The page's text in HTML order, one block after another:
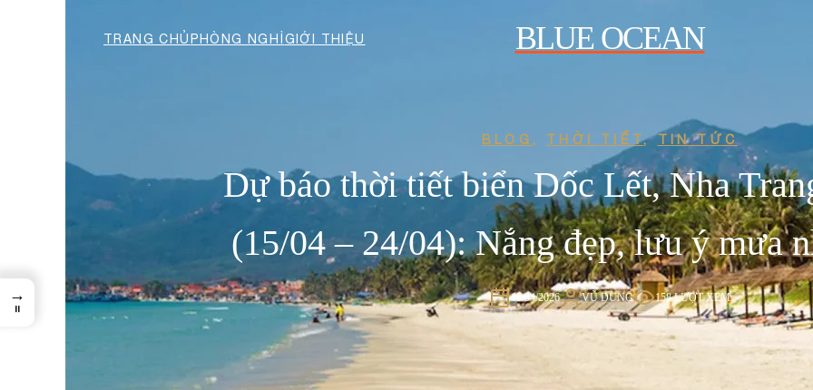
TRANG CHỦ PHÒNG NGHỈ GIỚI THIỆU BLUE OCEAN
BLOG , THỜI TIẾT,TIN TỨC
Dự báo thời tiết biển Dốc Lết, Nha
(15/04 – 24/04): Nắng đẹp, lưu ý mưa
15/04/2026 VŨ DUNG 158 LƯỢT XEM
→